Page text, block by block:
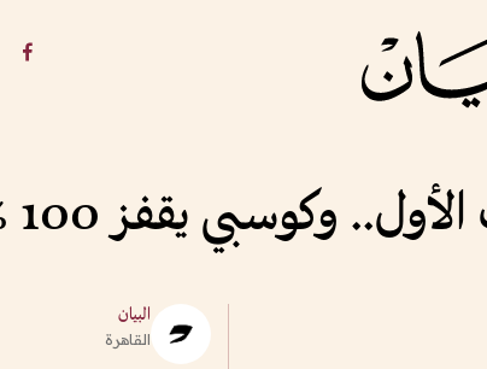
وكوسبي يقفز 100 %
البيان
القاهرة